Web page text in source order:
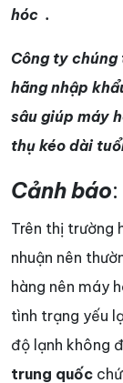
hóc .
Công ty
hãng nhập
sâu giúp máy
thụ kéo dài
Cảnh báo:
Trên thị trường
nhuận nên
hàng nên máy
tình trạng yếu
độ lạnh không
trung quốc